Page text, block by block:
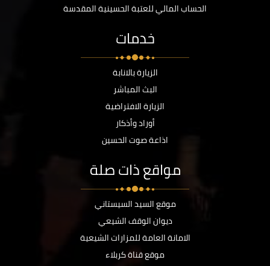
الحساب المالي للعتبة الحسينية المقدسة
خدمات
الزيارة بالانابة
البث المباشر
الزيارة الافتراضية
أوراد وأذكار
اذاعة صوت الحسين
مواقع ذات صلة
موقع السيد السيستاني
ديوان الوقف الشيعي
الامانة العامة للمزارات الشيعية
موقع قناة كربلاء